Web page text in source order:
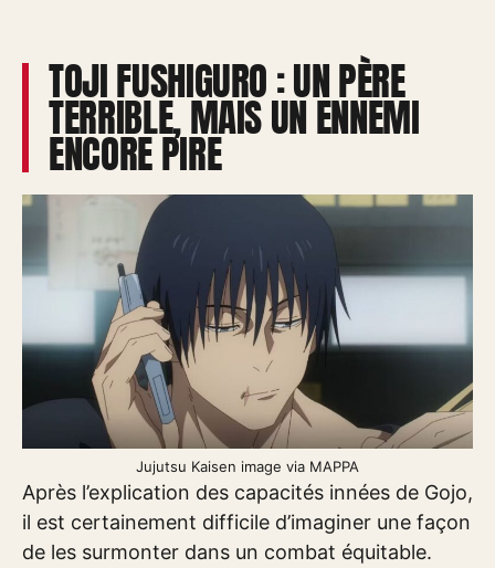
TOJI FUSHIGURO : UN PÈRE
TERRIBLE, MAIS UN ENNEMI
ENCORE PIRE
Jujutsu Kaisen image via MAPPA
Après l’explication des capacités innées de Gojo,
il est certainement difficile d’imaginer une façon
de les surmonter dans un combat équitable.